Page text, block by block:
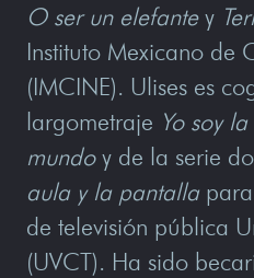
O ser un elefantey
Instituto Mexicano de
(IMCINE). Ulises es
largometraje Yo soy
mundoy de la serie
aula y la pantalla
de televisión pública
(UVCT). Ha sido